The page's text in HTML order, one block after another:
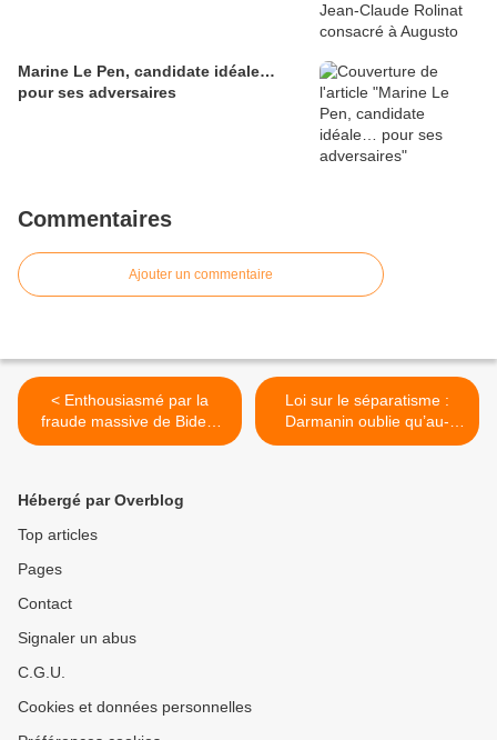
Marine Le Pen, candidate idéale…
pour ses adversaires
Commentaires
Ajouter un commentaire
< Enthousiasmé par la
fraude massive de Biden,
Macron veut le vote
Loi sur le séparatisme :
Darmanin oublie qu’au-
dessus de la République, il
Hébergé par Overblog
Top articles
Pages
Contact
Signaler un abus
C.G.U.
Cookies et données personnelles